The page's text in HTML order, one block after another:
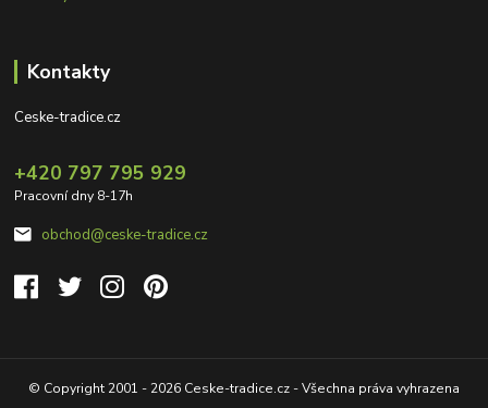
Kontakty
Ceske-tradice.cz
+420 797 795 929
Pracovní dny 8-17h
obchod@ceske-tradice.cz
© Copyright 2001 - 2026 Ceske-tradice.cz - Všechna práva vyhrazena